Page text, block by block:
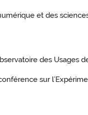
et des
des Usages
sur